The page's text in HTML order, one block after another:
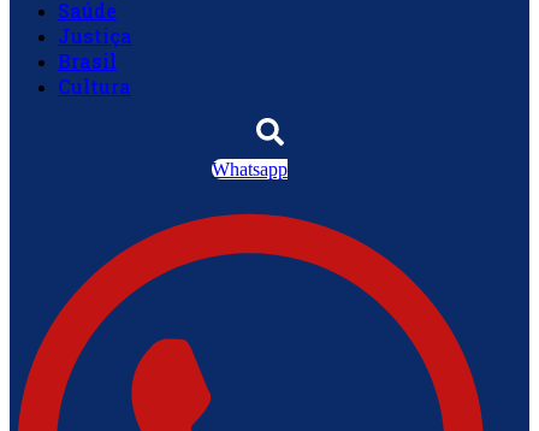
Saúde
Justiça
Brasil
Cultura
Whatsapp